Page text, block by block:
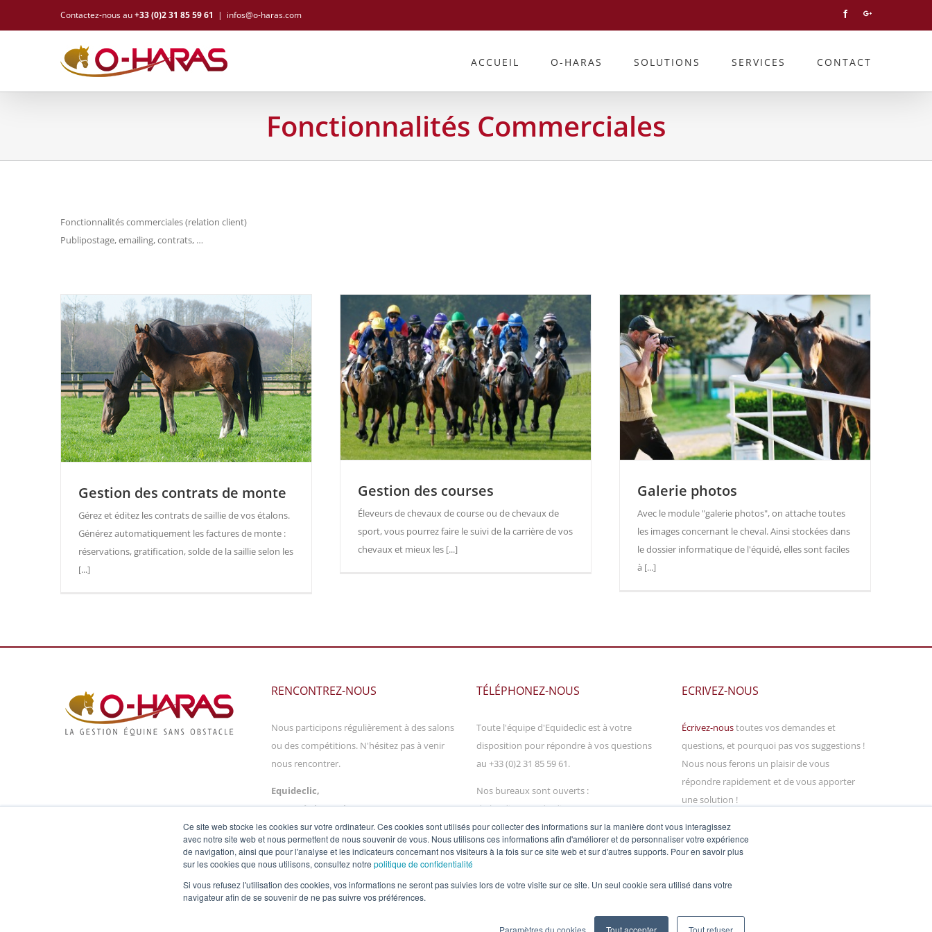
Ce site web stocke les cookies sur votre ordinateur. Ces cookies sont utilisés pour collecter des informations sur la manière dont vous interagissez
avec notre site web et nous permettent de nous souvenir de vous. Nous utilisons ces informations afin d'améliorer et de personnaliser votre expérience
de navigation, ainsi que pour l'analyse et les indicateurs concernant nos visiteurs à la fois sur ce site web et sur d'autres supports. Pour en savoir plus
sur les cookies que nous utilisons, consultez notre politique de confidentialité
Si vous refusez l'utilisation des cookies, vos informations ne seront pas suivies lors de votre visite sur ce site. Un seul cookie sera utilisé dans votre
navigateur afin de se souvenir de ne pas suivre vos préférences.
Paramètres du cookies Tout accepter Tout refuser
Contactez-nous au+33 (0)2 31 85 59 61 | infos@o-haras.com FacebookGoogleplus
ACCUEIL O-HARAS SOLUTIONS SERVICES CONTACT
Fonctionnalités Commerciales
Fonctionnalités commerciales (relation client)
Publipostage, emailing, contrats, …
Module "Gestion de la
monte 2" (contrat+ facture)
Gestion des contrats de monte
Gérez et éditez les contrats de saillie de vos étalons.
Générez automatiquement les factures de monte :
réservations, gratification, solde de la saillie selon les
[...]
Gestion des courses
Éleveurs de chevaux de course ou de chevaux de
sport, vous pourrez faire le suivi de la carrière de vos
chevaux et mieux les [...]
Module
"Galerie photos"
Galerie photos
Avec le module "galerie photos", on attache toutes
les images concernant le cheval. Ainsi stockées dans
le dossier informatique de l'équidé, elles sont faciles
à [...]
RENCONTREZ-NOUS
Nous participons régulièrement à des salons
ou des compétitions. N'hésitez pas à venir
nous rencontrer.
Equideclic,
60 rue de l'ormelet,
14790 MOUEN
TÉLÉPHONEZ-NOUS
Toute l'équipe d'Equideclic est à votre
disposition pour répondre à vos questions
au +33 (0)2 31 85 59 61.
Nos bureaux sont ouverts :
du lundi au vendredi
de 9h00 à 12h00 et de 14h00 à 17h00
ECRIVEZ-NOUS
Écrivez-noustoutes vos demandes et
questions, et pourquoi pas vos suggestions !
Nous nous ferons un plaisir de vous
répondre rapidement et de vous apporter
une solution !